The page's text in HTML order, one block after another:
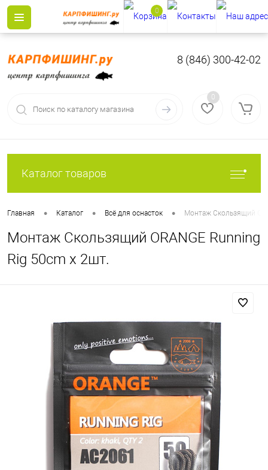
8 (846) 300-42-02
0
Каталог товаров
Главная • Каталог • Всё для оснасток • Монтаж Скользящий
Монтаж Скользящий ORANGE Running
Rig 50cm x 2шт.
0